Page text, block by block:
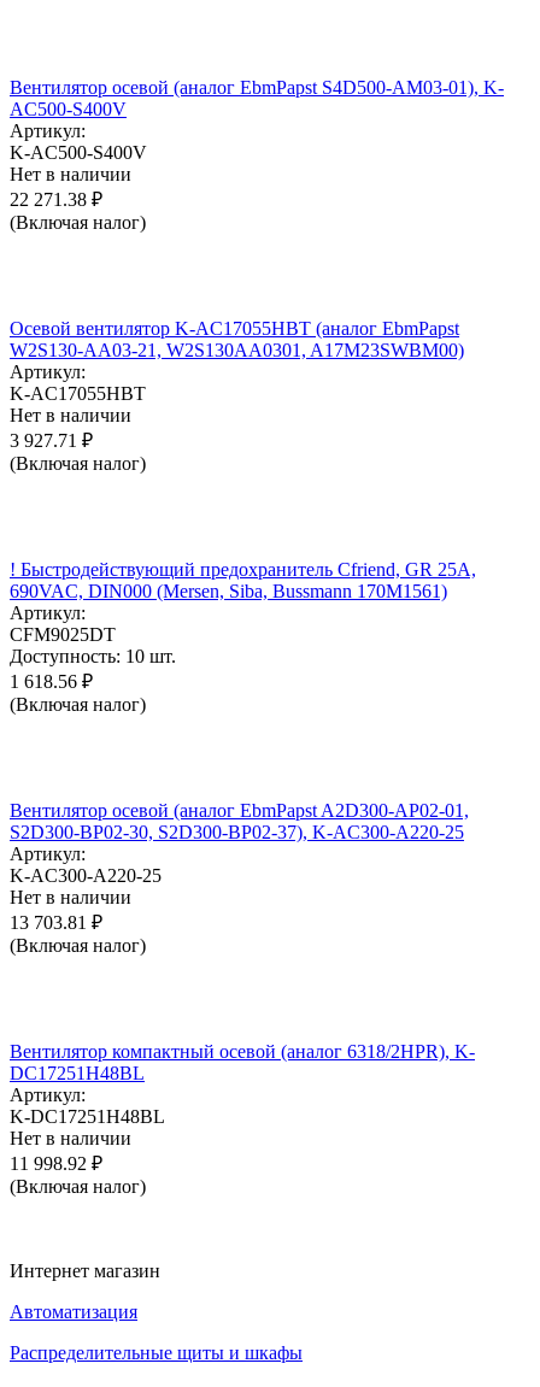
Вентилятор осевой (аналог EbmPapst S4D500-AM03-01), K-
AC500-S400V
Артикул:
K-AC500-S400V
Нет в наличии
22 271.38 ₽
(Включая налог)
Осевой вентилятор K-AC17055HBT (аналог EbmPapst
W2S130-AA03-21, W2S130AA0301, A17M23SWBM00)
Артикул:
K-AC17055HBT
Нет в наличии
3 927.71 ₽
(Включая налог)
! Быстродействующий предохранитель Cfriend, GR 25А,
690VAC, DIN000 (Mersen, Siba, Bussmann 170M1561)
Артикул:
CFM9025DT
Доступность: 10 шт.
1 618.56 ₽
(Включая налог)
Вентилятор осевой (аналог EbmPapst A2D300-AP02-01,
S2D300-BP02-30, S2D300-BP02-37), K-AC300-A220-25
Артикул:
K-AC300-A220-25
Нет в наличии
13 703.81 ₽
(Включая налог)
Вентилятор компактный осевой (аналог 6318/2HPR), K-
DC17251H48BL
Артикул:
K-DC17251H48BL
Нет в наличии
11 998.92 ₽
(Включая налог)
Интернет магазин
Автоматизация
Распределительные щиты и шкафы